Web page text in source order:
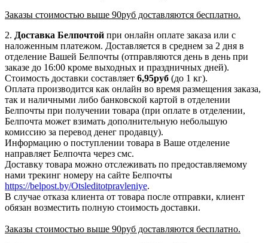
Заказы стоимостью выше 90руб доставляются бесплатно.
2. Доставка Белпочтой при онлайн оплате заказа или с
наложенным платежом. Доставляется в среднем за 2 дня в
отделение Вашей Белпочты (отправляются день в день при
заказе до 16:00 кроме выходных и праздничных дней).
Стоимость доставки составляет 6,95руб (до 1 кг).
Оплата производится как онлайн во время размещения заказа,
так и наличными либо банковской картой в отделении
Белпочты при получении товара (при оплате в отделении,
Белпочта может взимать дополнительную небольшую
комиссию за перевод денег продавцу).
Информацию о поступлении товара в Ваше отделение
направляет Белпочта через смс.
Доставку товара можно отслеживать по предоставляемому
нами трекинг номеру на сайте Белпочты
https://belpost.by/Otsleditotpravleniye.
В случае отказа клиента от товара после отправки, клиент
обязан возместить полную стоимость доставки.
Заказы стоимостью выше 90руб доставляются бесплатно.